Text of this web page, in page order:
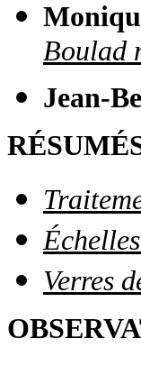
Boulad
Jean-
Verres